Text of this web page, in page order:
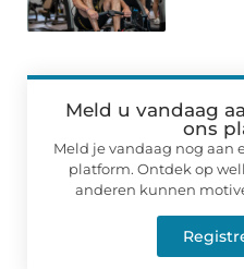
Meld u vandaag
ons
Meld je vandaag nog aan
platform. Ontdek op
anderen kunnen